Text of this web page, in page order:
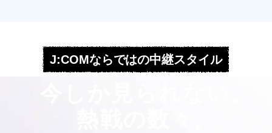
J:COMならではの中継スタイル